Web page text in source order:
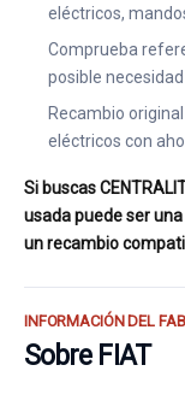
eléctricos,
Comprueba
posible
Recambio
eléctricos con
Si buscas
usada puede ser
un recambio
INFORMACIÓN DEL
Sobre FIAT